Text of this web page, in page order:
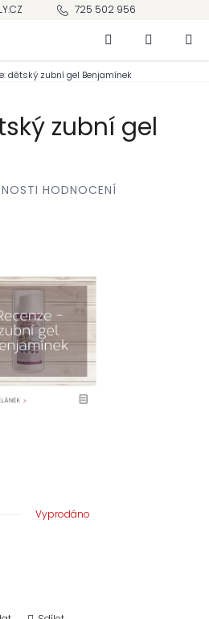
725 502 956
Hledat NÁKUPNÍ
KOŠÍK
dětský zubní gel Benjamínek
Vyprodáno
zubní gel
HODNOCENÍ